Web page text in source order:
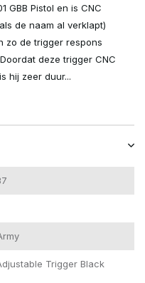
GBB Pistol en is CNC
de naam al verklapt)
zo de trigger respons
deze trigger CNC
hij zeer duur...
Trigger Black